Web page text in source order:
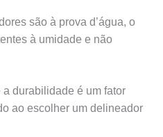
são à prova d’água, o
à umidade e não
durabilidade é um fator
ao escolher um delineador